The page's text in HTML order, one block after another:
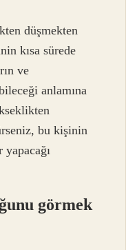
düşmekten
kısa sürede
ve
anlamına
bu kişinin
görmek